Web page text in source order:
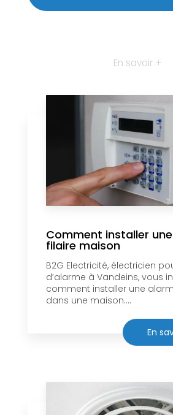
En savoir +
Comment installer
filaire maison
B2G Electricité, électricien
d’alarme à Vandeins, vous
comment installer une
dans une maison....
En